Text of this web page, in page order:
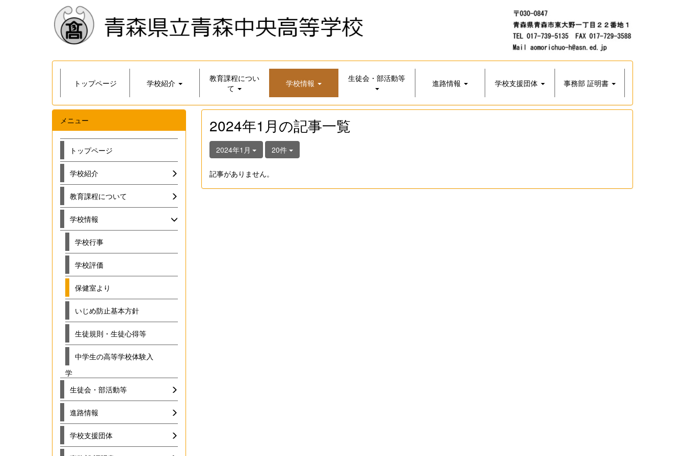
トップページ 学校紹介
教育課程につい
て
学校情報 生徒会・部活動等 進路情報 学校支援団体 事務部 証明書
2024年1月の記事一覧
2024年1月 20件
記事がありません。
メニュー
トップページ
学校紹介
教育課程について
学校情報
学校行事
学校評価
保健室より
いじめ防止基本方針
生徒規則・生徒心得等
中学生の高等学校体験入
学
生徒会・部活動等
進路情報
学校支援団体